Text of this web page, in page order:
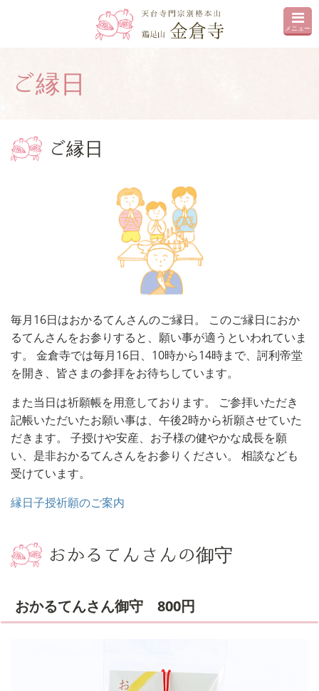
メニュー
ご縁日
ご縁日
毎月16日はおかるてんさんのご縁日。 このご縁日におか
るてんさんをお参りすると、願い事が適うといわれていま
す。 金倉寺では毎月16日、10時から14時まで、訶利帝堂
を開き、皆さまの参拝をお待ちしています。
また当日は祈願帳を用意しております。 ご参拝いただき
記帳いただいたお願い事は、午後2時から祈願させていた
だきます。 子授けや安産、お子様の健やかな成長を願
い、是非おかるてんさんをお参りください。 相談なども
受けています。
縁日子授祈願のご案内
おかるてんさんの御守
おかるてんさん御守 800円